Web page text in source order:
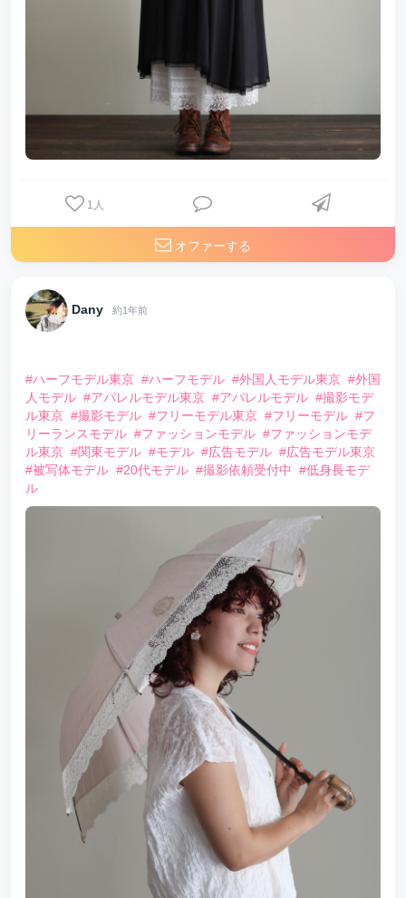
1 人
オファーする
Dany 約1年前
#ハーフモデル東京 #ハーフモデル #外国人モデル東京 #外国
人モデル #アパレルモデル東京 #アパレルモデル #撮影モデ
ル東京 #撮影モデル #フリーモデル東京 #フリーモデル #フ
リーランスモデル #ファッションモデル #ファッションモデ
ル東京 #関東モデル #モデル #広告モデル #広告モデル東京
#被写体モデル #20代モデル #撮影依頼受付中
#低身長モデ
ル